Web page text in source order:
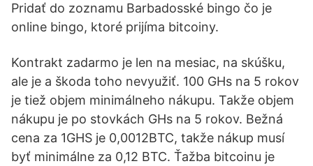
Pridať do zoznamu Barbadosské bingo čo je
online bingo, ktoré prijíma bitcoiny.
Kontrakt zadarmo je len na mesiac, na skúšku,
ale je a škoda toho nevyužiť. 100 GHs na 5 rokov
je tiež objem minimálneho nákupu. Takže objem
nákupu je po stovkách GHs na 5 rokov. Bežná
cena za 1GHS je 0,0012BTC, takže nákup musí
byť minimálne za 0,12 BTC. Ťažba bitcoinu je